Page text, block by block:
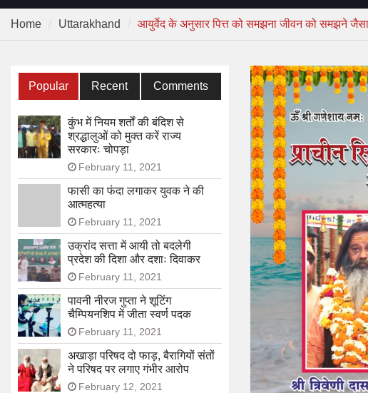
Home Uttarakhand आयुर्वेद के अनुसार पित्त को समझना जीवन को समझने
Popular Recent Comments
कुंभ में नियम शर्तों की बंदिश से
श्रद्धालुओं को मुक्त करें राज्य
सरकारः चोपड़ा
February 11, 2021
फासी का फंदा लगाकर युवक ने की
आत्महत्या
February 11, 2021
उक्रांद सत्ता में आयी तो बदलेगी
प्रदेश की दिशा और दशाः दिवाकर
February 11, 2021
पावनी नीरज गुप्ता ने शूटिंग
चैम्पियनशिप में जीता स्वर्ण पदक
February 11, 2021
अखाड़ा परिषद दो फाड़, बैरागियों संतों
ने परिषद पर लगाए गंभीर आरोप
February 12, 2021